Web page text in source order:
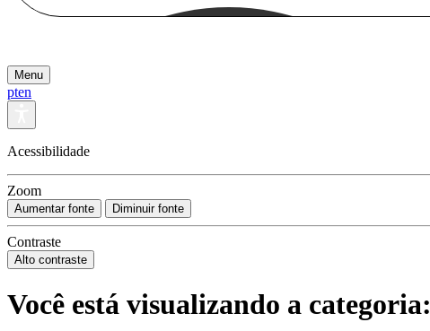
Menu
pten
Acessibilidade
Zoom
Aumentar fonte Diminuir fonte
Contraste
Alto contraste
Você está visualizando a categoria: